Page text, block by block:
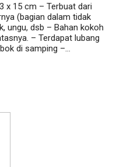
x 15 cm – Terbuat dari
(bagian dalam tidak
ungu, dsb – Bahan kokoh
– Terdapat lubang
di samping –…